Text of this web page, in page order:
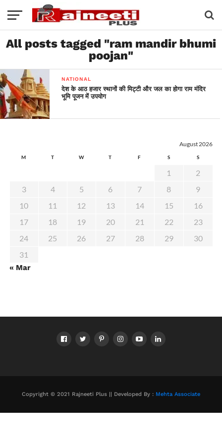
All posts tagged "ram mandir bhumi
poojan"
NATIONAL
देश के आठ हजार स्थानों की मिट्टी और जल का होगा राम मंदिर
भूमि पूजन में उपयोग
August 2026
M T W T F S S
1
2
3
4 5 6 7 8
9
10
11 12 13 14 15
16
17
18 19 20 21 22
23
24
25 26 27 28 29
30
31
« Mar
Copyright © 2021 Rajneeti Plus || Developed By : Mehta Associate